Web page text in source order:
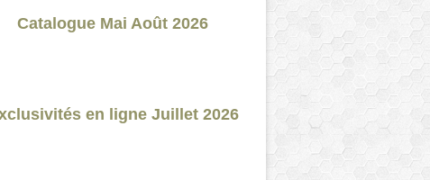
Catalogue Mai Août 2026
en ligne Juillet 2026